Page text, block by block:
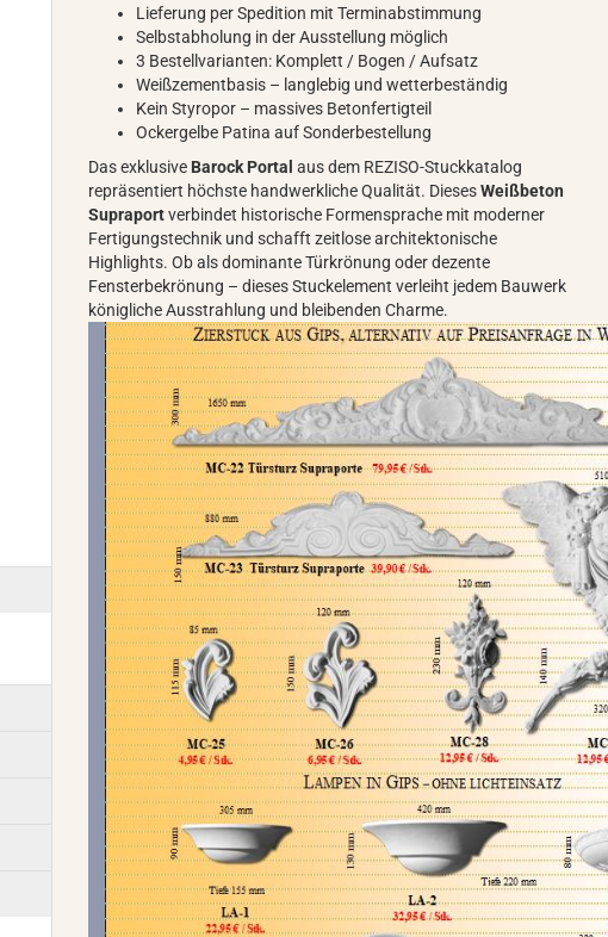
Lieferung per Spedition mit Terminabstimmung
Selbstabholung in der Ausstellung möglich
3 Bestellvarianten: Komplett / Bogen / Aufsatz
Weißzementbasis – langlebig und wetterbeständig
Kein Styropor – massives Betonfertigteil
Ockergelbe Patina auf Sonderbestellung
Das exklusive Barock Portal aus dem REZISO-Stuckkatalog
repräsentiert höchste handwerkliche Qualität. DiesesWeißbeton
Supraportverbindet historische Formensprache mit moderner
Fertigungstechnik und schafft zeitlose architektonische
Highlights. Ob als dominante Türkrönung oder dezente
Fensterbekrönung – dieses Stuckelement verleiht jedem Bauwerk
königliche Ausstrahlung und bleibenden Charme.